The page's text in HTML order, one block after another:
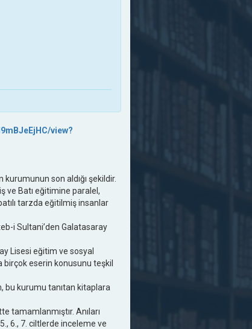
view?
son aldığı şekildir.
ve Batı eğitimine paralel,
tarzda eğitilmiş insanlar
i Sultani’den Galatasaray
Lisesi eğitim ve sosyal
birçok eserin konusunu teşkil
bu kurumu tanıtan kitaplara
tamamlanmıştır. Anıları
6., 7. ciltlerde inceleme ve